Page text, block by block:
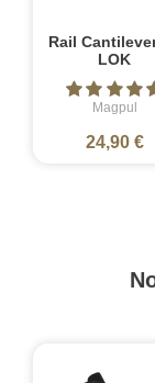
Rail
LOK
Magpul
24,90 €